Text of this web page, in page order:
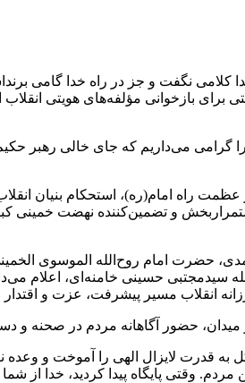
نگفت و جز در راه خدا گامی
بازخوانی مؤلفه‌های هویتی انقلاب
را گرامی می‌داریم که جای خالی رهبر
راه امام(ره)، استحکام بنیان
و تضمین‌کننده نهضت خمینی
حضرت امام روح‌الله الموسوی
حسینی خامنه‌ای، اعلام
انقلاب مسیر پیشرفت، عزت و اقتدار
حضور آگاهانه مردم در صحنه و
به قدرت لایزال الهی را آموخت و
مردم. وقتی پایگاه پیدا کردید،